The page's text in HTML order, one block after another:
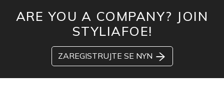
ARE YOU A COMPANY? JOIN
STYLIAFOE!
ZAREGISTRUJTE SE NYN